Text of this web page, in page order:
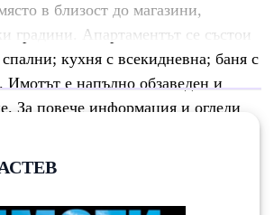
в близост до магазини,
градини. Апартаментът се състои
кухня с всекидневна; баня с
Имотът е напълно обзаведен и
За повече информация и огледи
и с много други оферти,